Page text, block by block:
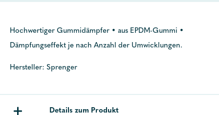
Hochwertiger Gummidämpfer • aus EPDM-Gummi •
Dämpfungseffekt je nach Anzahl der Umwicklungen.
Hersteller: Sprenger
Details zum Produkt